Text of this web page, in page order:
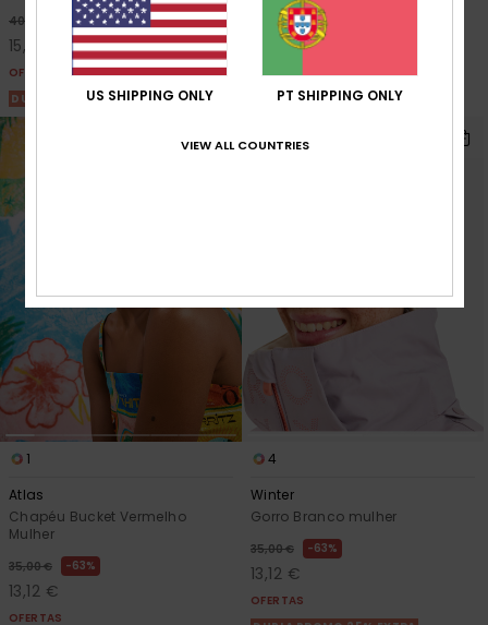
40,00 € 63%
15,00 €
OFERTAS
DUPLA PROMO 25% EXTRA
35,00 € 63%
13,12 €
OFERTAS
DUPLA PROMO 25% EXTRA
1
Atlas
Chapéu Bucket Vermelho
Mulher
35,00 € 63%
13,12 €
OFERTAS
4
Winter
Gorro Branco mulher
35,00 € 63%
13,12 €
OFERTAS
US SHIPPING ONLY PT SHIPPING ONLY
VIEW ALL COUNTRIES